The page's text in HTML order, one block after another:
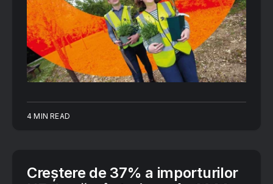
4 MIN READ
Creștere de 37% a importurilor